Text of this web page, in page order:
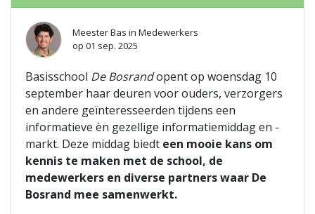
Meester Bas in Medewerkers
op 01 sep. 2025
Basisschool De Bosrandopent op woensdag 10
september haar deuren voor ouders, verzorgers
en andere geïnteresseerden tijdens een
informatieve èn gezellige informatiemiddag en -
markt. Deze middag biedt een mooie kans om
kennis te maken met de school, de
medewerkers en diverse partners waar De
Bosrand mee samenwerkt.